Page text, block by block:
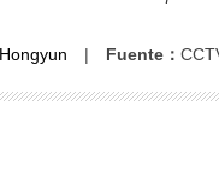
| Fuente：